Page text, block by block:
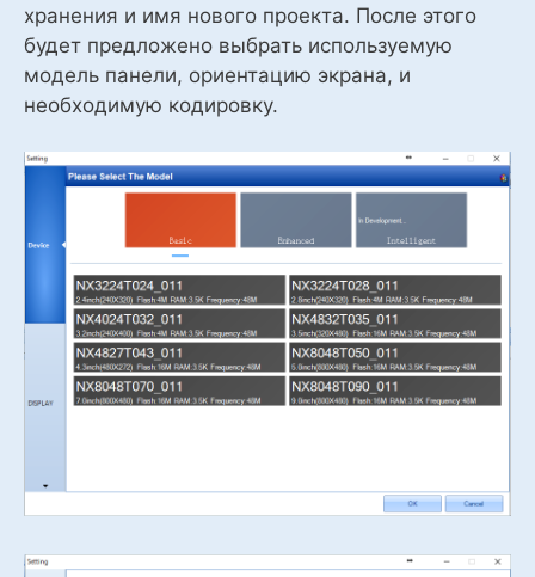
хранения и имя нового проекта. После этого
будет предложено выбрать используемую
модель панели, ориентацию экрана, и
необходимую кодировку.